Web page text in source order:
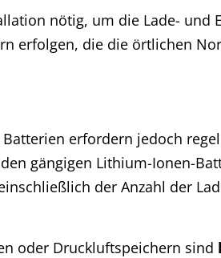
nötig, um die Lade- und
erfolgen, die die örtlichen
erfordern jedoch
gängigen Lithium-Ionen-
der Anzahl der
oder Druckluftspeichern sind